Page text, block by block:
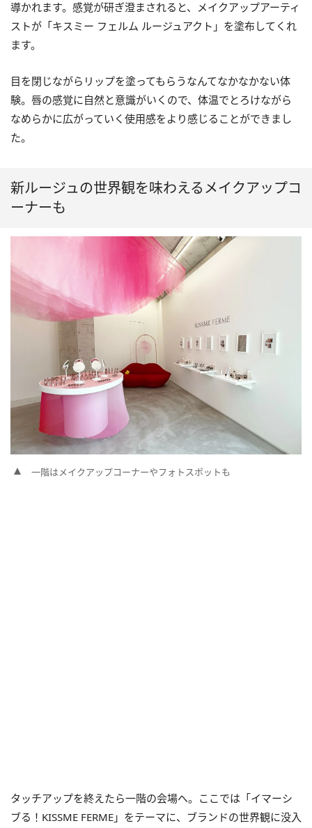
導かれます。感覚が研ぎ澄まされると、メイクアップアーティ
ストが「キスミー フェルム ルージュアクト」を塗布してくれ
ます。
目を閉じながらリップを塗ってもらうなんてなかなかない体
験。唇の感覚に自然と意識がいくので、体温でとろけながら
なめらかに広がっていく使用感をより感じることができまし
た。
新ルージュの世界観を味わえるメイクアップコ
ーナーも
一階はメイクアップコーナーやフォトスポットも
タッチアップを終えたら一階の会場へ。ここでは「イマーシ
ブる！KISSME FERME」をテーマに、ブランドの世界観に没入